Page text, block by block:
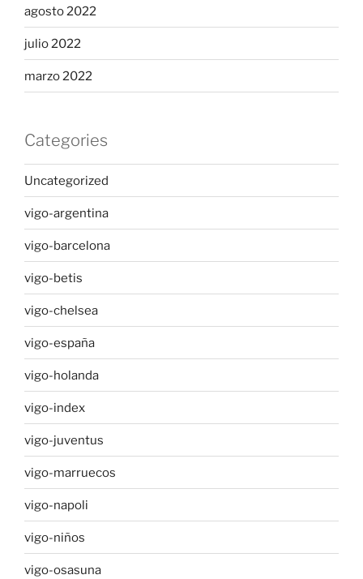
agosto 2022
julio 2022
marzo 2022
Categories
Uncategorized
vigo-argentina
vigo-barcelona
vigo-betis
vigo-chelsea
vigo-españa
vigo-holanda
vigo-index
vigo-juventus
vigo-marruecos
vigo-napoli
vigo-niños
vigo-osasuna